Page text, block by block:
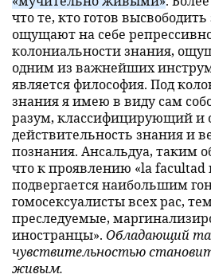
что те, кто готов
ощущают на себе
колониальности знания,
одним из важнейших
является философия. Под
знания я имею в виду сам
разум, классифицирующий
действительность знания и
познания. Ансальдуа, таким
что к проявлению «la facultad
подвергается наибольшим
гомосексуалисты всех рас,
преследуемые,
иностранцы». Обладающий
чувствительностью
живым.